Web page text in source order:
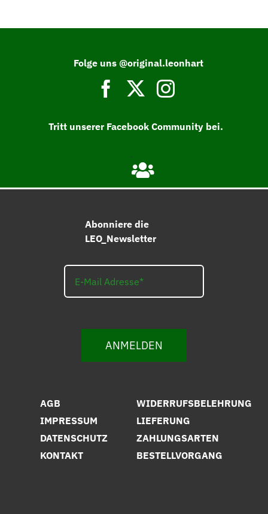
Folge uns @original.leonhart
Tritt unserer Facebook Community bei.
Abonniere die
LEO_Newsletter
ANMELDEN
AGB
IMPRESSUM
DATENSCHUTZ
KONTAKT
WIDERRUFSBELEHRUNG
LIEFERUNG
ZAHLUNGSARTEN
BESTELLVORGANG